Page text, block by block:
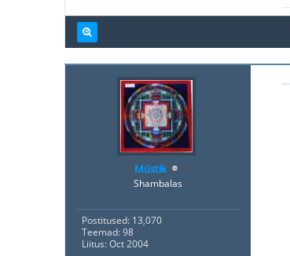
Müstik
Shambalas
Postitused: 13,070
Teemad: 98
Liitus: Oct 2004